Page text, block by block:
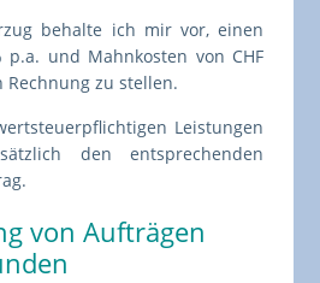
behalte ich mir vor, einen
p.a. und Mahnkosten von CHF
zu stellen.
Leistungen
den entsprechenden
von Aufträgen